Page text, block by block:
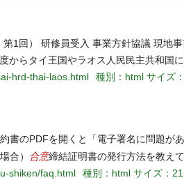
1回） 研修員受入 事業方針協議 現地
からタイ王国やラオス人民民主共和国
hrd-thai-laos.html
種別：html サイズ
書のPDFを開くと「電子署名に問題が
合） 合意締結証明書の発行方法を教えて
shiken/faq.html
種別：html サイズ：